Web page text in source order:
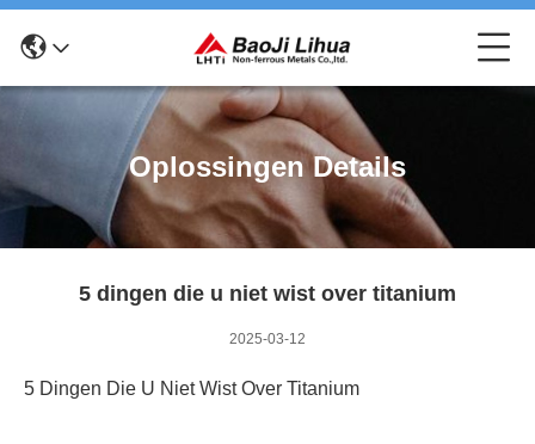
Oplossingen Details
5 dingen die u niet wist over titanium
2025-03-12
5 Dingen Die U Niet Wist Over Titanium